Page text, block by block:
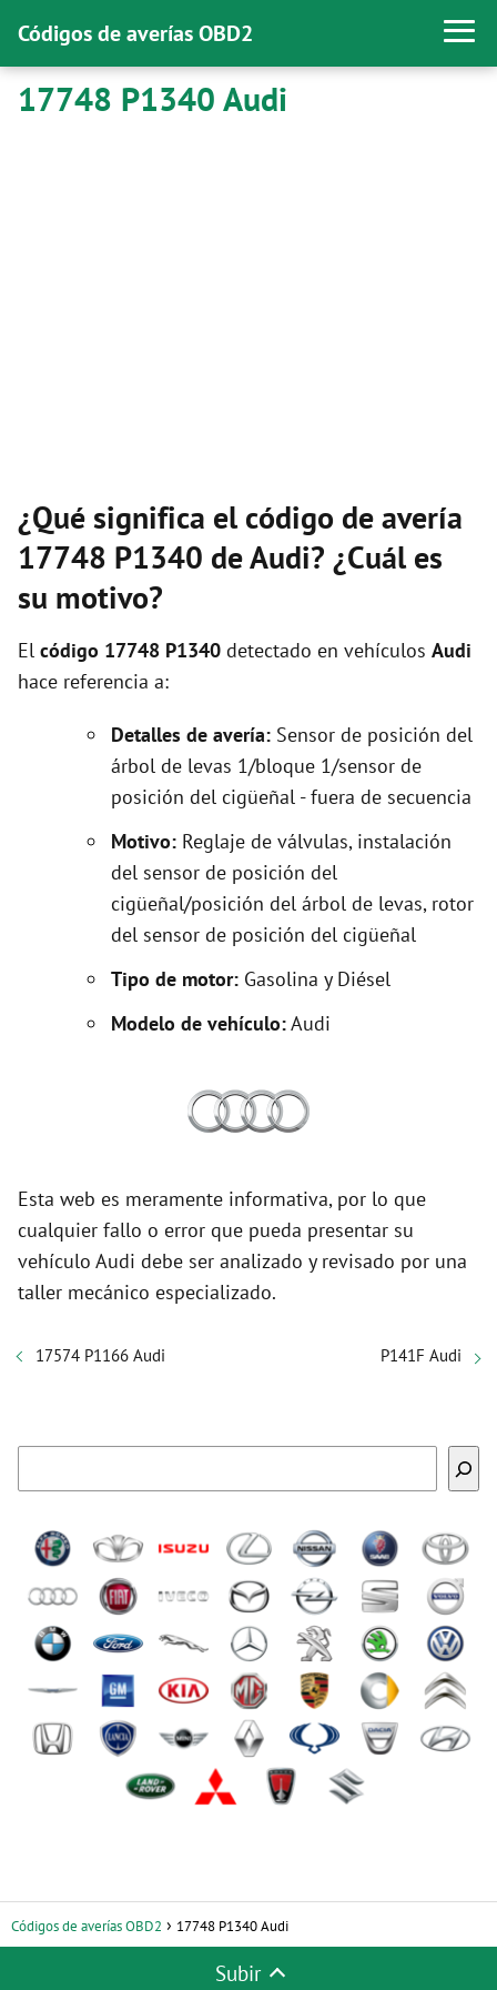
Códigos de averías OBD2
17748 P1340 Audi
¿Qué significa el código de avería
17748 P1340 de Audi? ¿Cuál es
su motivo?
El código 17748 P1340 detectado en vehículos Audi
hace referencia a:
Detalles de avería: Sensor de posición del
árbol de levas 1/bloque 1/sensor de
posición del cigüeñal - fuera de secuencia
Motivo: Reglaje de válvulas, instalación
del sensor de posición del
cigüeñal/posición del árbol de levas, rotor
del sensor de posición del cigüeñal
Tipo de motor: Gasolina y Diésel
Modelo de vehículo:Audi
Esta web es meramente informativa, por lo que
cualquier fallo o error que pueda presentar su
vehículo Audi debe ser analizado y revisado por una
taller mecánico especializado.
17574 P1166 Audi P141F Audi
Códigos de averías OBD2 17748 P1340 Audi
Subir